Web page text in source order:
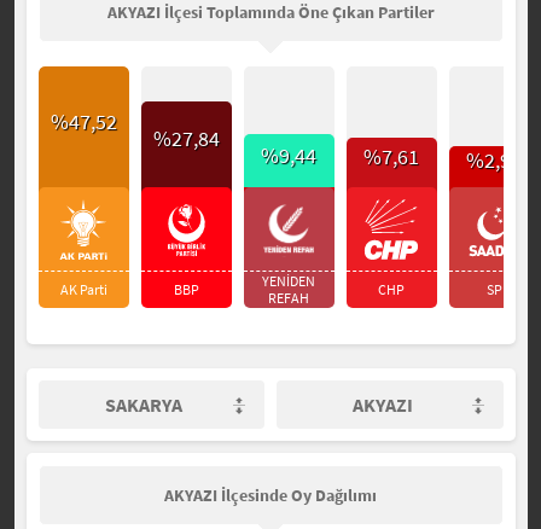
AKYAZI İlçesi Toplamında Öne Çıkan Partiler
%47,52
AK Parti
%27,84
BBP
%9,44
YENİDEN
REFAH
%7,61
CHP
%2,94
SP
SAKARYA AKYAZI
AKYAZI İlçesinde Oy Dağılımı